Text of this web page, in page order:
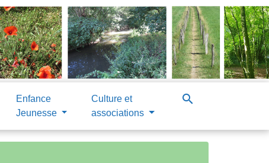
Enfance
Jeunesse
Culture et
associations
search